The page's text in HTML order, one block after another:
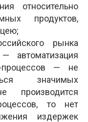
относительно
продуктов,
рынка
автоматизация
процессов — не
значимых
производится
то нет
издержек